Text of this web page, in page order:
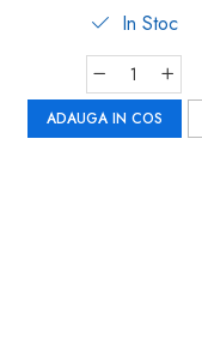
In Stoc
ADAUGA IN COS